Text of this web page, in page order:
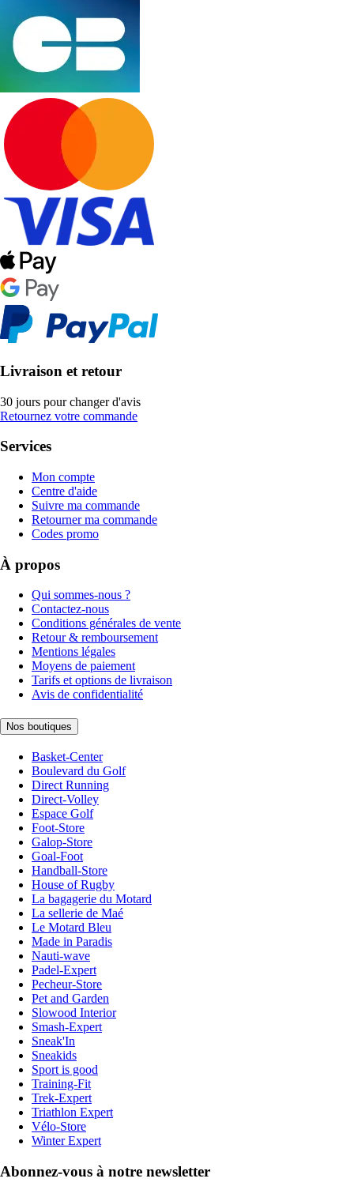
Livraison et retour
30 jours pour changer d'avis
Retournez votre commande
Services
Mon compte
Centre d'aide
Suivre ma commande
Retourner ma commande
Codes promo
À propos
Qui sommes-nous ?
Contactez-nous
Conditions générales de vente
Retour & remboursement
Mentions légales
Moyens de paiement
Tarifs et options de livraison
Avis de confidentialité
Nos boutiques
Basket-Center
Boulevard du Golf
Direct Running
Direct-Volley
Espace Golf
Foot-Store
Galop-Store
Goal-Foot
Handball-Store
House of Rugby
La bagagerie du Motard
La sellerie de Maé
Le Motard Bleu
Made in Paradis
Nauti-wave
Padel-Expert
Pecheur-Store
Pet and Garden
Slowood Interior
Smash-Expert
Sneak'In
Sneakids
Sport is good
Training-Fit
Trek-Expert
Triathlon Expert
Vélo-Store
Winter Expert
Abonnez-vous à notre newsletter